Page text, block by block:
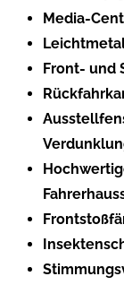
Media-
Front- und